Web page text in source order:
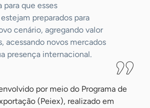
para que esses
preparados para
cenário, agregando valor
acessando novos mercados
presença internacional.
por meio do Programa de
(Peiex), realizado em